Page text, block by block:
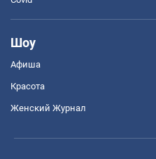
Шоу
Афиша
Красота
Женский Журнал